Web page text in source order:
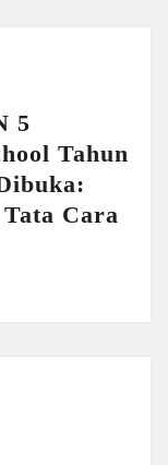
5
Tahun
Cara